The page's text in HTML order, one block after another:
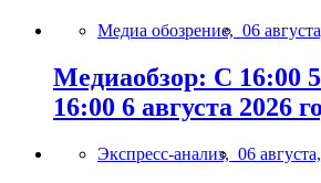
Медиа обозрение, 06
Медиаобзор: С 16:00 5
16:00 6 августа 2026
Экспресс-анализ, 06